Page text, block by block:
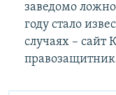
заведомо
году стало
случаях – сайт